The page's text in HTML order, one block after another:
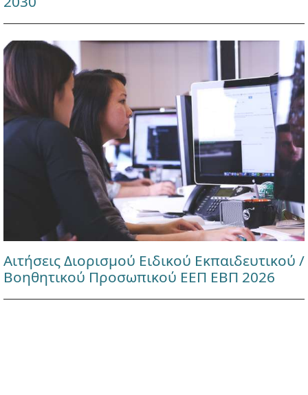
Αιτήσεις Διορισμού Ειδικού Εκπαιδευτικού /
Βοηθητικού Προσωπικού ΕΕΠ ΕΒΠ 2026